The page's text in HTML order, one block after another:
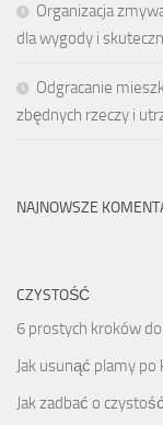
Organizacja
dla wygody i
Odgracanie
zbędnych rzeczy i
NAJNOWSZE
CZYSTOŚĆ
6 prostych kroków
Jak usunąć plamy
Jak zadbać o